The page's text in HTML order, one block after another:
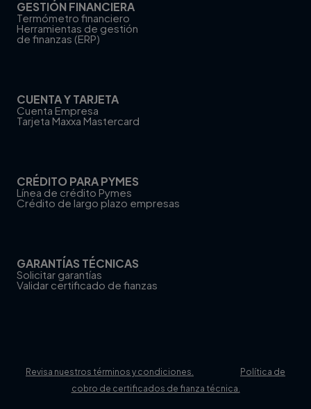
GESTIÓN FINANCIERA
Termómetro financiero
Herramientas de gestión
de finanzas (ERP)
CUENTA Y TARJETA
Cuenta Empresa
Tarjeta Maxxa Mastercard
CRÉDITO PARA PYMES
Línea de crédito Pymes
Crédito de largo plazo empresas
GARANTÍAS TÉCNICAS
Solicitar garantías
Validar certificado de fianzas
Revisa nuestros términos y condiciones.
Política de
cobro de certificados de fianza técnica.